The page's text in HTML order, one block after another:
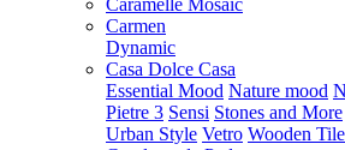
Caramelle Mosaic
Carmen
Dynamic
Casa Dolce Casa
Essential Mood Nature mood
Pietre 3 Sensi Stones and More
Urban Style Vetro Wooden